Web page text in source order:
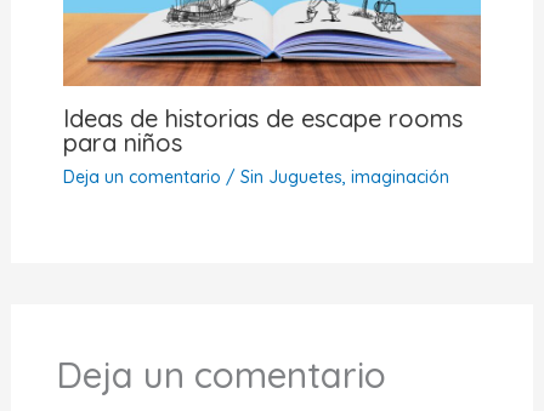
Ideas de historias de escape rooms
para niños
Deja un comentario / Sin Juguetes, imaginación
Deja un comentario